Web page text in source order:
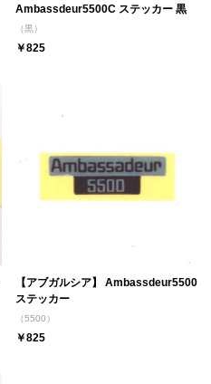
Ambassdeur5500C ステッカー 黒
（黒）
￥825
【アブガルシア】 Ambassdeur5500
ステッカー
（5500）
￥825